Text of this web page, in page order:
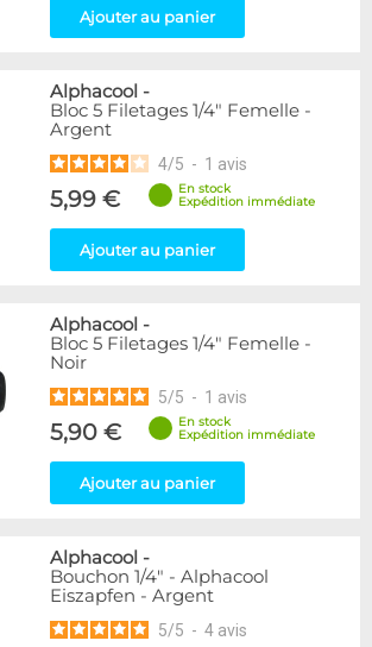
9
31
216
2
1
5
4
36
236
39
280
5
Ajouter au panier
Alphacool -
Bloc 5 Filetages 1/4" Femelle -
Argent
4/5 - 1 avis
5,99 €
En stock
Expédition immédiate
Ajouter au panier
Alphacool -
Bloc 5 Filetages 1/4" Femelle -
Noir
5/5 - 1 avis
5,90 €
En stock
Expédition immédiate
Ajouter au panier
Alphacool -
Bouchon 1/4" - Alphacool
Eiszapfen - Argent
5/5 - 4 avis